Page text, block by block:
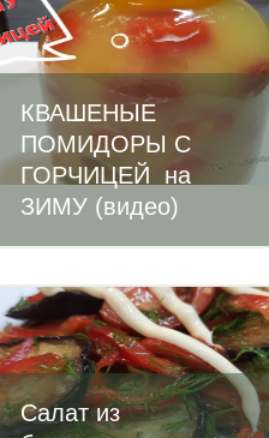
КВАШЕНЫЕ
ПОМИДОРЫ С
ГОРЧИЦЕЙ на
ЗИМУ (видео)
Салат из